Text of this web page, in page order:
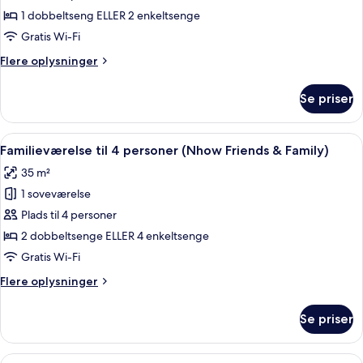
(nhow)
1 dobbeltseng ELLER 2 enkeltsenge
Gratis Wi-Fi
Flere oplysninger
Flere
(nhow)
Se priser
Indlæs
alle
billeder
af
Familieværelse
til
4
(Nhow
Family)
Et hotelværelse med to senge, et
5
Familieværelse til 4 personer (Nhow Friends & Family)
35 m²
1 soveværelse
Plads til 4 personer
2 dobbeltsenge ELLER 4 enkeltsenge
Gratis Wi-Fi
Flere oplysninger
Flere
til
4
Se priser
Et hotelværelse med to senge, et